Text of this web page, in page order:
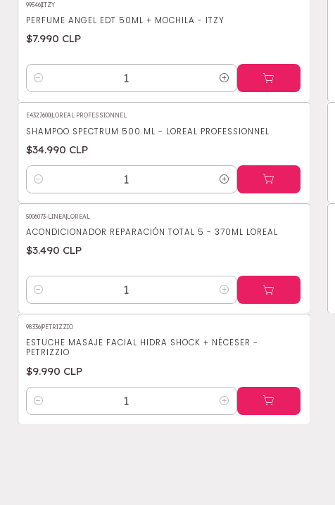
99546ITZY
PERFUME ANGEL EDT 50ML + MOCHILA - ITZY
$7.990 CLP
Cantidad
E4327600 LOREAL PROFESSIONNEL
SHAMPOO SPECTRUM 500 ML - LOREAL PROFESSIONNEL
$34.990 CLP
Cantidad
5006073-LINEA LOREAL
ACONDICIONADOR REPARACIÓN TOTAL 5 - 370ML LOREAL
$3.490 CLP
Cantidad
98336 PETRIZZIO
ESTUCHE MASAJE FACIAL HIDRA SHOCK + NÉCESER -
PETRIZZIO
$9.990 CLP
Cantidad